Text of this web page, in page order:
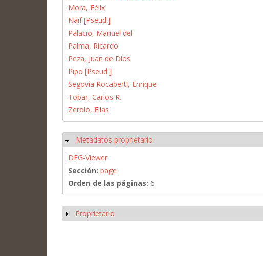
Mora, Félix
Naif [Pseud.]
Palacio, Manuel del
Palma, Ricardo
Peza, Juan de Dios
Pipo [Pseud.]
Segovia Rocaberti, Enrique
Tobar, Carlos R.
Zerolo, Elías
Ocultar
Metadatos proprietario
DFG-Viewer
Sección: page
Orden de las páginas: 6
Mostrar
Proprietario